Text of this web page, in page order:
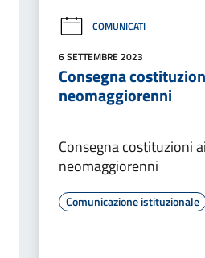
COMUNICATI
6 SETTEMBRE 2023
Consegna
neomaggiorenni
Consegna costituzioni ai
neomaggiorenni
Comunicazione istituzionale